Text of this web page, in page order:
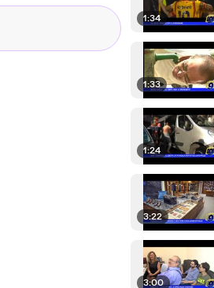
1:34
1:33
1:24
3:22
3:00